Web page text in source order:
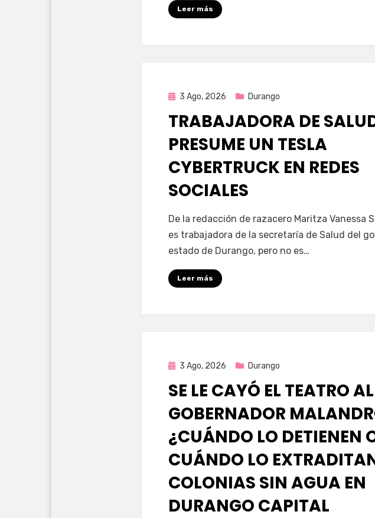
Leer más
Publicada
3 Ago, 2026 Durango
TRABAJADORA DE
PRESUME UN TESLA
CYBERTRUCK EN REDES
SOCIALES
porFernando Miranda Servín
De la redacción de razacero Maritza Vanessa
es trabajadora de la secretaría de Salud del
estado de Durango, pero no es…
Leer más
Publicada
3 Ago, 2026 Durango
SE LE CAYÓ EL TEATRO AL
GOBERNADOR
¿CUÁNDO LO DETIENEN
CUÁNDO LO
COLONIAS SIN AGUA EN
DURANGO CAPITAL